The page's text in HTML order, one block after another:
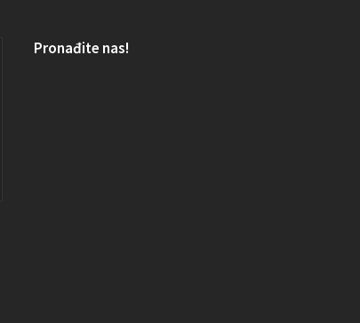
Pronađite nas!